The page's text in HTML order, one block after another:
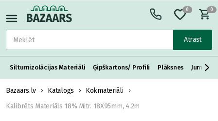
Atrast
0 0
Siltumizolācijas Materiāli Ģipškartons/ Profili Plāksnes Jumta
Bazaars.lv Katalogs
Kokmateriāli
Kalibrēts Materiāls 18% Mitr. 18X95mm, 4.2m